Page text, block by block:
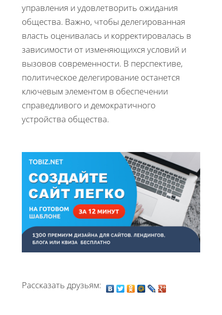
управления и удовлетворить ожидания
общества. Важно, чтобы делегированная
власть оценивалась и корректировалась в
зависимости от изменяющихся условий и
вызовов современности. В перспективе,
политическое делегирование останется
ключевым элементом в обеспечении
справедливого и демократичного
устройства общества.
Рассказать друзьям: